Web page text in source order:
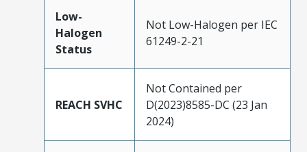
Low-
Halogen
Status
Not Low-Halogen per IEC
61249-2-21
REACH SVHC
Not Contained per
D(2023)8585-DC (23 Jan
2024)